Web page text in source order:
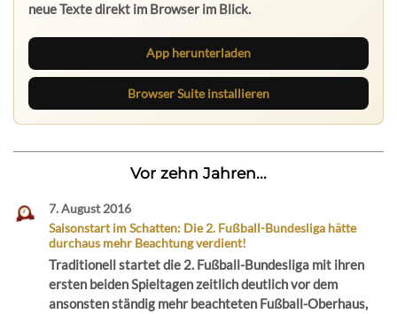
neue Texte direkt im Browser im Blick.
App herunterladen
Browser Suite installieren
Vor zehn Jahren...
7. August 2016
Saisonstart im Schatten: Die 2. Fußball-Bundesliga hätte
durchaus mehr Beachtung verdient!
Traditionell startet die 2. Fußball-Bundesliga mit ihren
ersten beiden Spieltagen zeitlich deutlich vor dem
ansonsten ständig mehr beachteten Fußball-Oberhaus,